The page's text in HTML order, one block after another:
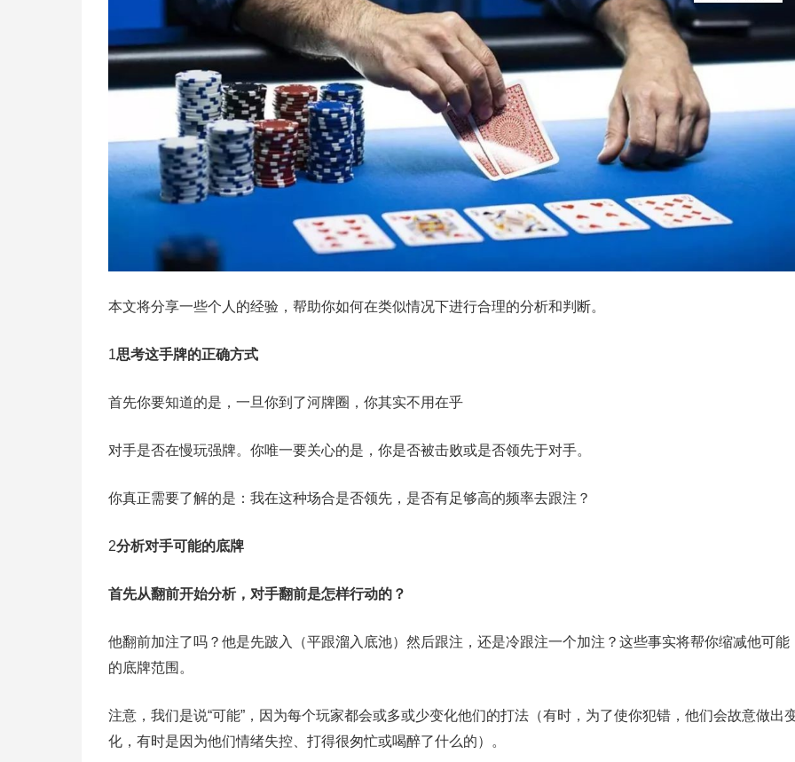
本文将分享一些个人的经验，帮助你如何在类似情况下进行合理的分析和判断。
1思考这手牌的正确方式
首先你要知道的是，一旦你到了河牌圈，你其实不用在乎
对手是否在慢玩强牌。你唯一要关心的是，你是否被击败或是否领先于对手。
你真正需要了解的是：我在这种场合是否领先，是否有足够高的频率去跟注？
2分析对手可能的底牌
首先从翻前开始分析，对手翻前是怎样行动的？
他翻前加注了吗？他是先跛入（平跟溜入底池）然后跟注，还是冷跟注一个加注？这些事实将帮你缩减他可能
的底牌范围。
注意，我们是说“可能”，因为每个玩家都会或多或少变化他们的打法（有时，为了使你犯错，他们会故意做出
化，有时是因为他们情绪失控、打得很匆忙或喝醉了什么的）。